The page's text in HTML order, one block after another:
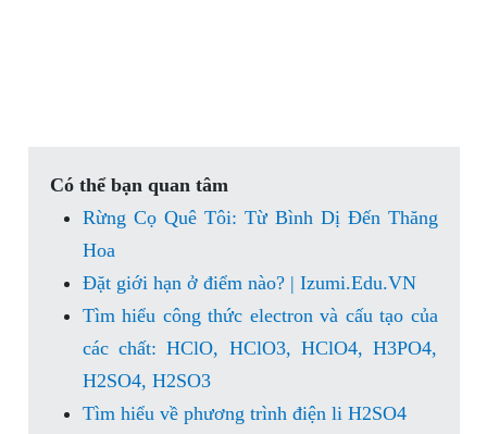
Có thể bạn quan tâm
Rừng Cọ Quê Tôi: Từ Bình Dị Đến Thăng
Hoa
Đặt giới hạn ở điểm nào? | Izumi.Edu.VN
Tìm hiểu công thức electron và cấu tạo của
các chất: HClO, HClO3, HClO4, H3PO4,
H2SO4, H2SO3
Tìm hiểu về phương trình điện li H2SO4